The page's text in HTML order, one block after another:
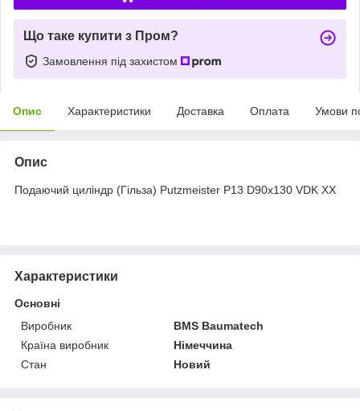
Що таке купити з Пром?
Замовлення під захистом
Опис Характеристики Доставка Оплата Умови
Опис
Подаючий циліндр (Гільза) Putzmeister P13 D90x130 VDK XX
Характеристики
Основні
Виробник
BMS Baumatech
Країна виробник
Німеччина
Стан
Новий